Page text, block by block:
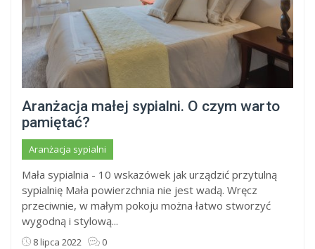
Aranżacja małej sypialni. O czym warto
pamiętać?
Aranżacja sypialni
Mała sypialnia - 10 wskazówek jak urządzić przytulną
sypialnię Mała powierzchnia nie jest wadą. Wręcz
przeciwnie, w małym pokoju można łatwo stworzyć
wygodną i stylową...
8 lipca 2022 0